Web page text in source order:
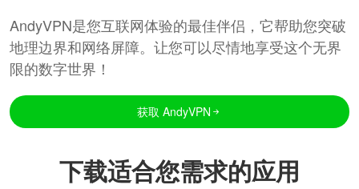
AndyVPN是您互联网体验的最佳伴侣，它帮助您突破
地理边界和网络屏障。让您可以尽情地享受这个无界
限的数字世界！
获取 AndyVPN
下载适合您需求的应用